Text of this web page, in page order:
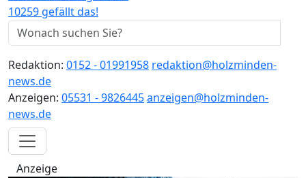
10259 gefällt das!
Redaktion: 0152 - 01991958 redaktion@holzminden-
news.de
Anzeigen: 05531 - 9826445anzeigen@holzminden-
news.de
Anzeige